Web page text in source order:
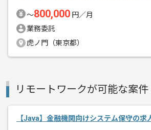
エージェントからのコ
レバテックの実
チーム開発とな
リモ－ト作業を
〜800,000 円／月
業務委託
虎ノ門（東京都）
リモートワークが可能な案件
【Java】金融機関向けシステム保守の求